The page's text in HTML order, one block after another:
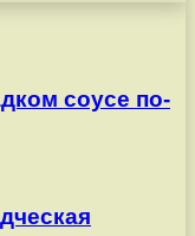
соусе по-